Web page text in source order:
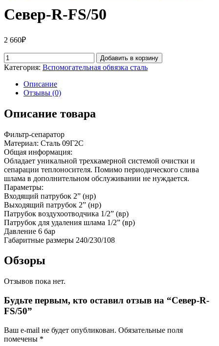
Север-R-FS/50
2 660₽
Добавить в корзину
Категория: Вспомогательная обвязка сталь
Описание
Отзывы (0)
Описание товара
Фильтр-сепаратор
Материал: Сталь 09Г2С
Общая информация:
Обладает уникальной трехкамерной системой очистки и
сепарации теплоносителя. Помимо периодического слива
шлама в дополнительном обслуживании не нуждается.
Параметры:
Входящий патрубок 2” (нр)
Выходящий патрубок 2” (нр)
Патрубок воздухоотводчика 1/2” (вр)
Патрубок для удаления шлама 1/2” (вр)
Давление 6 бар
Габаритные размеры 240/230/108
Обзоры
Отзывов пока нет.
Будьте первым, кто оставил отзыв на “Север-R-
FS/50”
Ваш e-mail не будет опубликован. Обязательные поля
помечены *